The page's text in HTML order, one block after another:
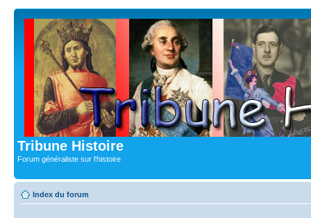
Tribune Histoire
Forum généraliste sur l'histoire
Index du forum